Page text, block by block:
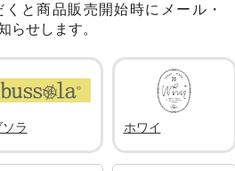
くと商品販売開始時にメール・
らせします。
ソラ ホワイ